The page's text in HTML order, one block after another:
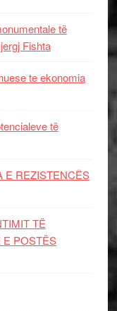
të
Fishta
te ekonomia
të
E REZISTENCЁS
TË
E POSTËS